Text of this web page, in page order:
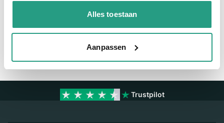
Alles toestaan
Aanpassen
We zijn beschikbaar van ma t/m vr van 08:00 tot 17:00 uur.
Neem contact met ons op
Trustpilot